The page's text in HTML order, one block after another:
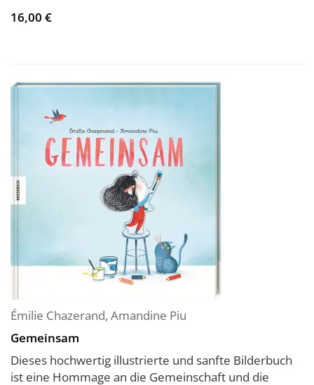
16,00 €
Émilie Chazerand, Amandine Piu
Gemeinsam
Dieses hochwertig illustrierte und sanfte Bilderbuch
ist eine Hommage an die Gemeinschaft und die